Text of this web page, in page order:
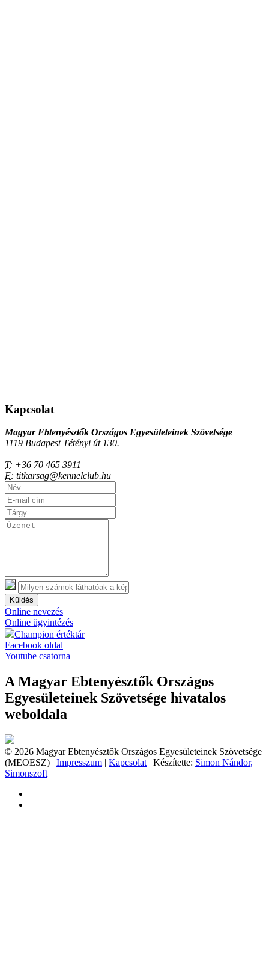
Kapcsolat
Magyar Ebtenyésztők Országos Egyesületeinek Szövetsége
1119 Budapest Tétényi út 130.
T: +36 70 465 3911
E: titkarsag@kennelclub.hu
Küldés
Online nevezés
Online ügyintézés
Champion értéktár
Facebook oldal
Youtube csatorna
A Magyar Ebtenyésztők Országos
Egyesületeinek Szövetsége hivatalos
weboldala
© 2026 Magyar Ebtenyésztők Országos Egyesületeinek Szövetsége
(MEOESZ) | Impresszum | Kapcsolat | Készítette: Simon Nándor,
Simonszoft